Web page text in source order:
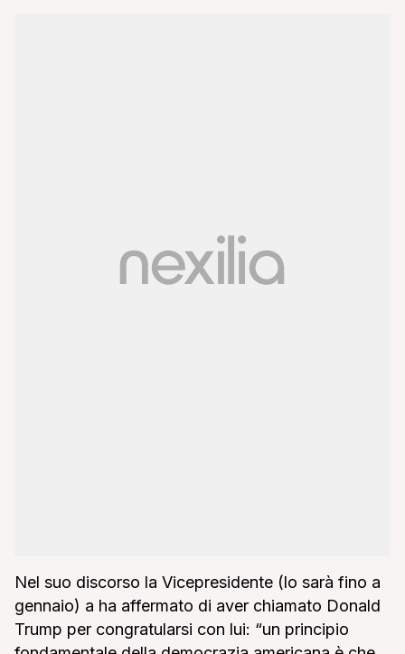
Nel suo discorso la Vicepresidente (lo sarà fino a
gennaio) a ha affermato di aver chiamato Donald
Trump per congratularsi con lui: “un principio